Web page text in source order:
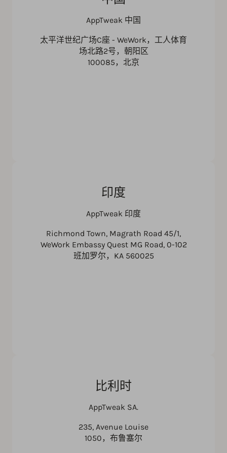
AppTweak 中国
太平洋世纪广场C座 - WeWork，工人体育
场北路2号，朝阳区
100085，北京
印度
AppTweak 印度
Richmond Town, Magrath Road 45/1,
WeWork Embassy Quest MG Road, 0-102
班加罗尔，KA 560025
比利时
AppTweak SA.
235, Avenue Louise
1050，布鲁塞尔